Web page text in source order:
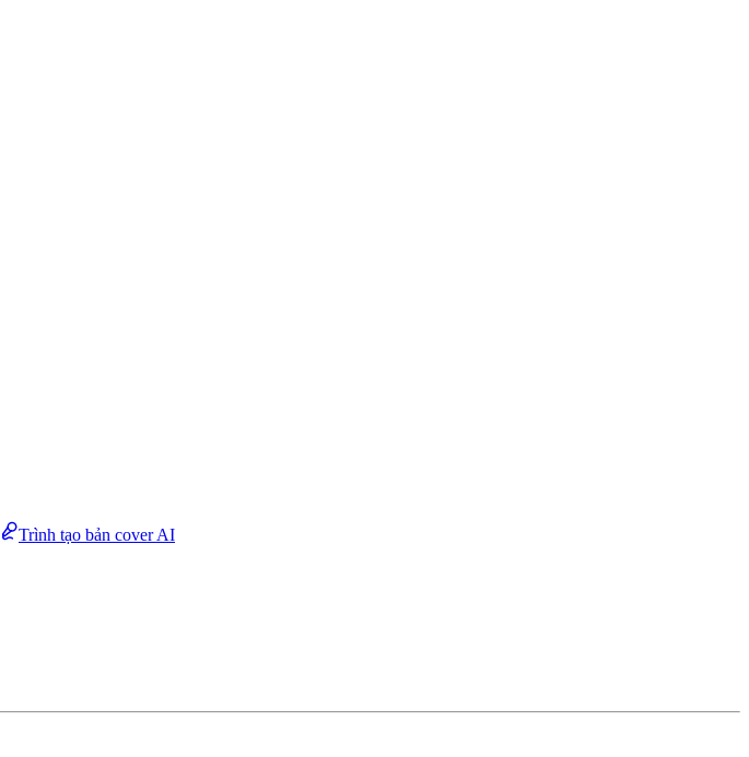
Trình tạo bản cover AI